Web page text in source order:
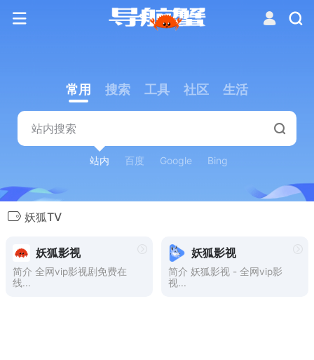
常用 搜索 工具 社区 生活
站内 百度 Google Bing
妖狐TV
妖狐影视
简介 全网vip影视剧免费在
线...
妖狐影视
简介 妖狐影视 - 全网vip影
视...